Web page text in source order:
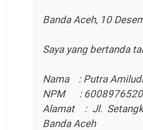
Banda Aceh, 10
Saya yang bertanda
Nama : Putra
NPM :
Alamat : Jl.
Banda Aceh